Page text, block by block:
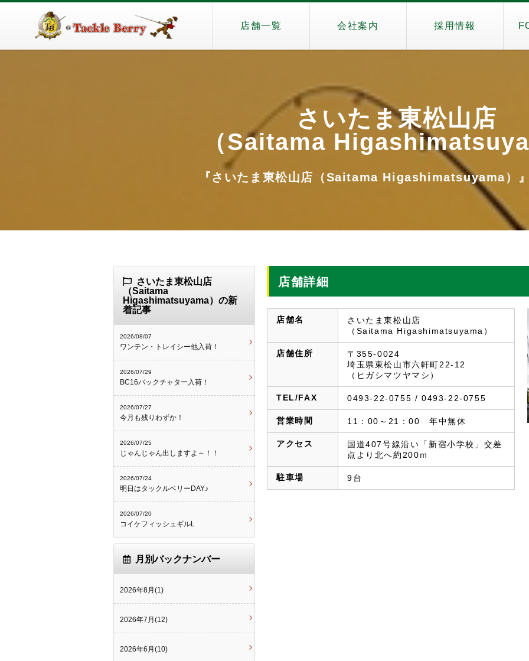
店舗一覧 会社案内 採用情報
さいたま東松山店
（Saitama
『さいたま東松山店（Saitama Higashimatsuyama）
店舗詳細
店舗名
さいたま東松山店
（Saitama Higashimatsuyama）
店舗住所
〒355-0024
埼玉県東松山市六軒町22-12
（ヒガシマツヤマシ）
TEL/FAX 0493-22-0755 / 0493-22-0755
営業時間 11：00～21：00　年中無休
アクセス
国道407号線沿い「新宿小学校」交差
点より北へ約200ｍ
駐車場 9台
さいたま東松山店
（Saitama
Higashimatsuyama）の新
着記事
2026/08/07
ワンテン・トレイシー他入荷！
2026/07/29
BC16バックチャター入荷！
2026/07/27
今月も残りわずか！
2026/07/25
じゃんじゃん出しますよ～！！
2026/07/24
明日はタックルベリーDAY♪
2026/07/20
コイケフィッシュギルL
月別バックナンバー
2026年8月(1)
2026年7月(12)
2026年6月(10)